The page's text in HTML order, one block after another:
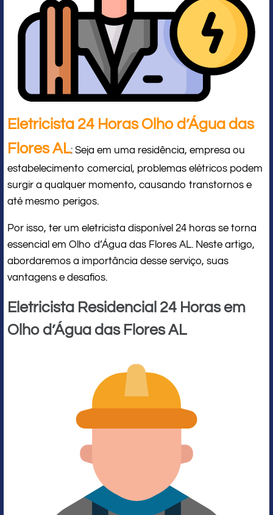
Eletricista 24 Horas Olho d’Água das
Flores AL: Seja em uma residência, empresa ou
estabelecimento comercial, problemas elétricos podem
surgir a qualquer momento, causando transtornos e
até mesmo perigos.
Por isso, ter um eletricista disponível 24 horas se torna
essencial em Olho d’Água das Flores AL. Neste artigo,
abordaremos a importância desse serviço, suas
vantagens e desafios.
Eletricista Residencial 24 Horas em
Olho d’Água das Flores AL